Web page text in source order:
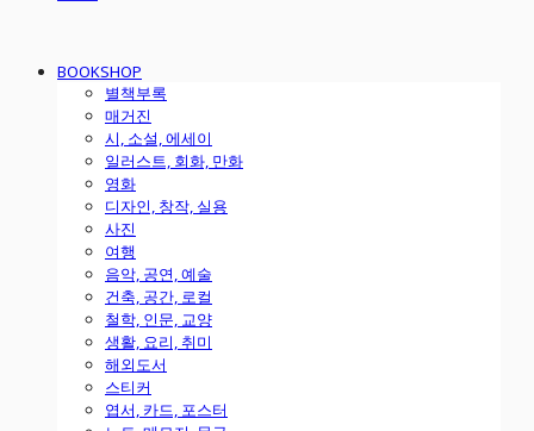
BOOKSHOP
별책부록
매거진
시, 소설, 에세이
일러스트, 회화, 만화
영화
디자인, 창작, 실용
사진
여행
음악, 공연, 예술
건축, 공간, 로컬
철학, 인문, 교양
생활, 요리, 취미
해외도서
스티커
엽서, 카드, 포스터